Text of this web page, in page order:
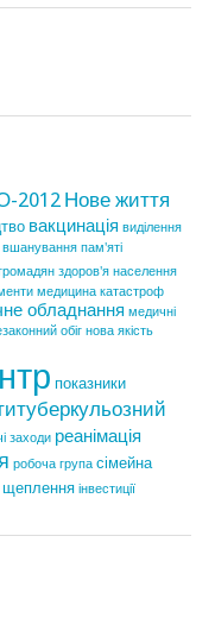
2012 Нове життя
вакцинація виділення
вшанування пам'яті
здоров'я населення
медицина катастроф
обладнання медичні
обіг нова якість
показники
заходи реанімація
робоча група сімейна
щеплення інвестиції